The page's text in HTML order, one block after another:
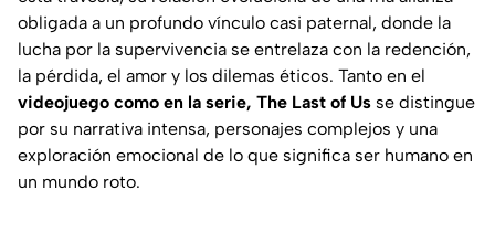
obligada a un profundo vínculo casi paternal, donde la
lucha por la supervivencia se entrelaza con la redención,
la pérdida, el amor y los dilemas éticos. Tanto en el
videojuego como en la serie, The Last of Us se distingue
por su narrativa intensa, personajes complejos y una
exploración emocional de lo que significa ser humano en
un mundo roto.